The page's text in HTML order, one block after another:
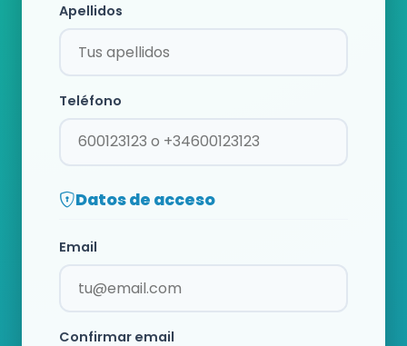
Apellidos
Teléfono
Datos de acceso
Email
Confirmar email